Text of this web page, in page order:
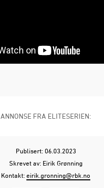
ANNONSE FRA ELITESERIEN:
Publisert: 06.03.2023
Skrevet av: Eirik Grønning
Kontakt:eirik.gronning@rbk.no